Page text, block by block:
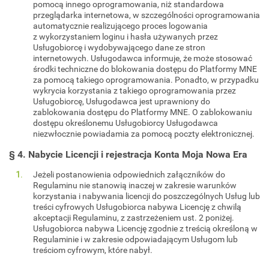
pomocą innego oprogramowania, niż standardowa
przeglądarka internetowa, w szczególności oprogramowania
automatycznie realizującego proces logowania
z wykorzystaniem loginu i hasła używanych przez
Usługobiorcę i wydobywającego dane ze stron
internetowych. Usługodawca informuje, że może stosować
środki techniczne do blokowania dostępu do Platformy MNE
za pomocą takiego oprogramowania. Ponadto, w przypadku
wykrycia korzystania z takiego oprogramowania przez
Usługobiorcę, Usługodawca jest uprawniony do
zablokowania dostępu do Platformy MNE. O zablokowaniu
dostępu określonemu Usługobiorcy Usługodawca
niezwłocznie powiadamia za pomocą poczty elektronicznej.
§ 4. Nabycie Licencji i rejestracja Konta Moja Nowa Era
Jeżeli postanowienia odpowiednich załączników do
Regulaminu nie stanowią inaczej w zakresie warunków
korzystania i nabywania licencji do poszczególnych Usług lub
treści cyfrowych Usługobiorca nabywa Licencję z chwilą
akceptacji Regulaminu, z zastrzeżeniem ust. 2 poniżej.
Usługobiorca nabywa Licencję zgodnie z treścią określoną w
Regulaminie i w zakresie odpowiadającym Usługom lub
treściom cyfrowym, które nabył.